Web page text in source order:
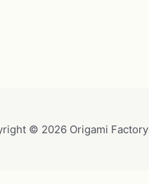
© 2026 Origami Factory